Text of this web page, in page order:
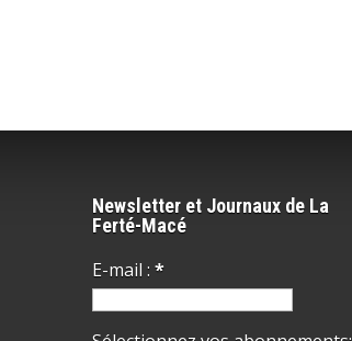
Newsletter et Journaux de La
Ferté-Macé
E-mail : *